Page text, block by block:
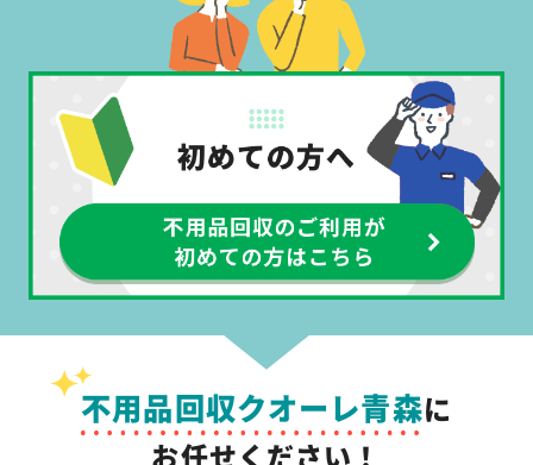
不用品回収クオーレ青森に
お任せください！